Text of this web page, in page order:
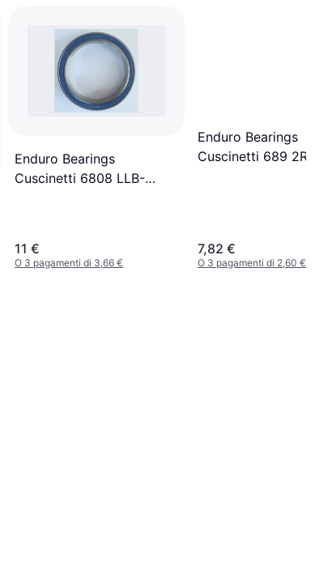
Enduro Bearings
Cuscinetti 6808 LLB-
11 €
O 3 pagamenti di 3,66 €
Enduro Bearings
Cuscinetti 689 2RS-
7,82 €
O 3 pagamenti di 2,60 €